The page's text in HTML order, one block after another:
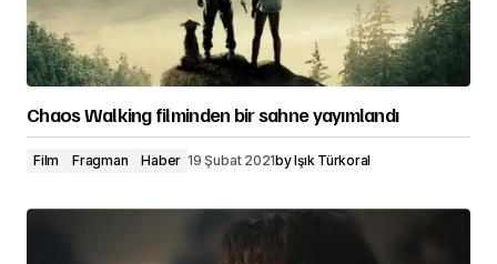
Chaos Walking filminden bir sahne yayımlandı
Film Fragman Haber 19 Şubat 2021byIşık Türkoral